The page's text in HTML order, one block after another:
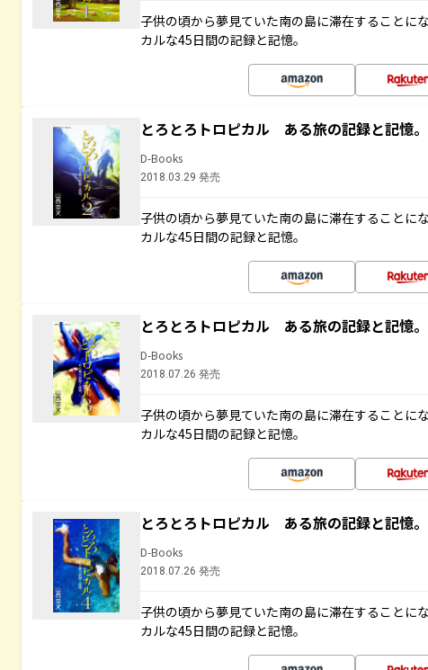
子供の頃から夢見ていた南の島に滞在することに
カルな45日間の記録と記憶。
とろとろトロピカル ある旅の記録と記憶
D-Books
2018.03.29 発売
子供の頃から夢見ていた南の島に滞在することに
カルな45日間の記録と記憶。
とろとろトロピカル ある旅の記録と記憶
D-Books
2018.07.26 発売
子供の頃から夢見ていた南の島に滞在することに
カルな45日間の記録と記憶。
とろとろトロピカル ある旅の記録と記憶
D-Books
2018.07.26 発売
子供の頃から夢見ていた南の島に滞在することに
カルな45日間の記録と記憶。